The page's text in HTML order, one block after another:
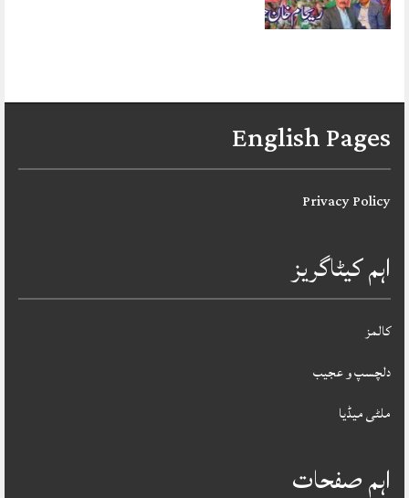
English Pages
Privacy Policy
اہم کیٹاگریز
کالمز
دلچسپ و عجیب
ملٹی میڈیا
اہم صفحات